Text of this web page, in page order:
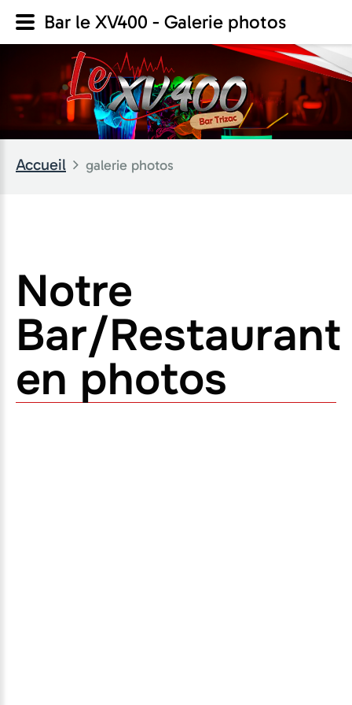
Accueil galerie photos
Notre
Bar/Restaurant
en photos
Bar le XV400 - Galerie photos